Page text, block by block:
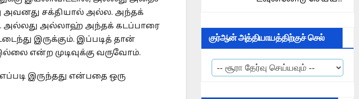
சக்தியால் அல்ல. அந்தக்
அல்லது அல்லாஹ் அந்தக் கடப்பாரை
இருக்கும். இப்படித் தான்
என்ற முடிவுக்கு வருவோம்.
இருந்தது என்பதை ஒரு
குர்ஆன் அத்தியாயத்திற்குச் செல்